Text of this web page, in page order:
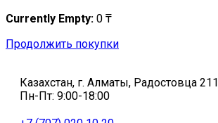
Currently Empty: 0 ₸
Продолжить покупки
Казахстан, г. Алматы, Радостовца 211
Пн-Пт: 9:00-18:00